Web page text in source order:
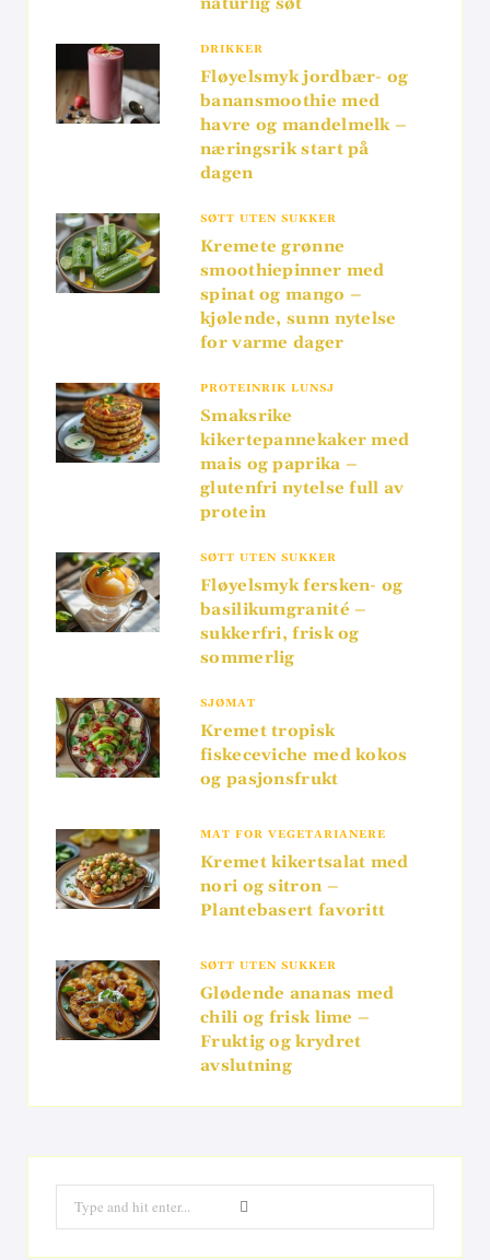
naturlig søt
DRIKKER
Fløyelsmyk jordbær- og
banansmoothie med
havre og mandelmelk –
næringsrik start på
dagen
SØTT UTEN SUKKER
Kremete grønne
smoothiepinner med
spinat og mango –
kjølende, sunn nytelse
for varme dager
PROTEINRIK LUNSJ
Smaksrike
kikertepannekaker med
mais og paprika –
glutenfri nytelse full av
protein
SØTT UTEN SUKKER
Fløyelsmyk fersken- og
basilikumgranité –
sukkerfri, frisk og
sommerlig
SJØMAT
Kremet tropisk
fiskeceviche med kokos
og pasjonsfrukt
MAT FOR VEGETARIANERE
Kremet kikertsalat med
nori og sitron –
Plantebasert favoritt
SØTT UTEN SUKKER
Glødende ananas med
chili og frisk lime –
Fruktig og krydret
avslutning
Search
for: